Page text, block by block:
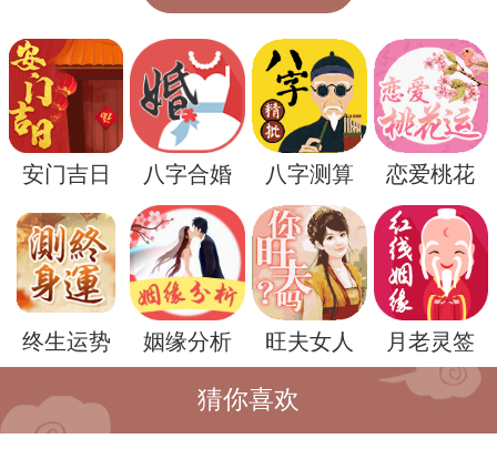
宜：破屋 坏垣 馀事勿取
忌：诸事不宜
今日是结婚黄道吉日吗
黄历查询可知，此日不宜结婚。（温馨提
示：好的日子需参考您们的八字，可使用下
方【结婚吉日】服务筛选出适合结婚的上等
佳日。）
2025年06月12日结婚吉祥时辰：
财神：正东
安门吉日 八字合婚 八字测算 恋爱桃花
终生运势 姻缘分析 旺夫女人 月老灵签
猜你喜欢